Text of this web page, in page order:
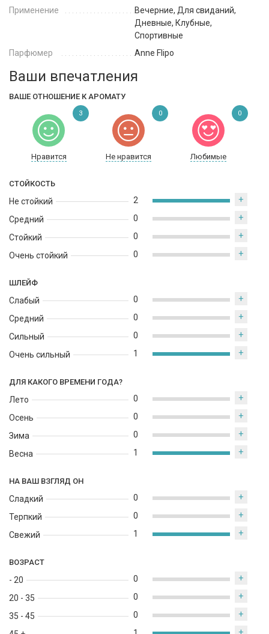
Применение
Вечерние, Для свиданий,
Дневные, Клубные,
Спортивные
Парфюмер
Anne Flipo
Ваши впечатления
ВАШЕ ОТНОШЕНИЕ К АРОМАТУ
Нравится Не нравится Любимые
3 0 0
СТОЙКОСТЬ
Не стойкий
Средний
Стойкий
Очень стойкий
2 +
0 +
0 +
0 +
ШЛЕЙФ
Слабый
Средний
Сильный
Очень сильный
0 +
0 +
0 +
1 +
ДЛЯ КАКОГО ВРЕМЕНИ ГОДА?
Лето
Осень
Зима
Весна
0 +
0 +
0 +
1 +
НА ВАШ ВЗГЛЯД ОН
Сладкий
Терпкий
Свежий
0 +
0 +
1 +
ВОЗРАСТ
- 20
20 - 35
35 - 45
0 +
0 +
0 +